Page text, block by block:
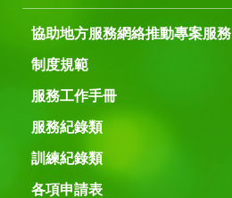
協助地方服務網絡推動專案服務
制度規範
服務工作手冊
服務紀錄類
訓練紀錄類
各項申請表